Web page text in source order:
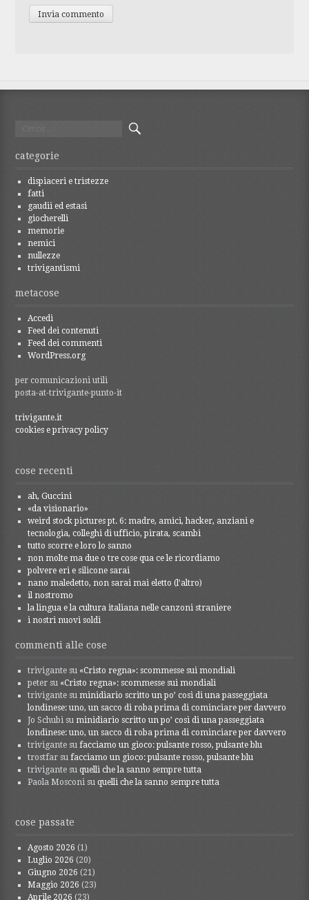
per:
categorie
dispiaceri e tristezze
fatti
gaudii ed estasi
giocherelli
memorie
nemici
nullezze
trivigantismi
metacose
Accedi
Feed dei contenuti
Feed dei commenti
WordPress.org
per comunicazioni utili
posta-at-trivigante-punto-it
trivigante.it
cookies e privacy policy
cose recenti
ah, Guccini
«da visionario»
weird stock pictures pt. 6: madre, amici, hacker, anziani e
tecnologia, colleghi di ufficio, pirata, scambi
tutto scorre e loro lo sanno
non molte ma due o tre cose qua ce le ricordiamo
polvere eri e silicone sarai
nano maledetto, non sarai mai eletto (l’altro)
il nostromo
la lingua e la cultura italiana nelle canzoni straniere
i nostri nuovi soldi
commenti alle cose
trivigante su «Cristo regna»: scommesse sui mondiali
peter su «Cristo regna»: scommesse sui mondiali
trivigante su minidiario scritto un po’ così di una passeggiata
londinese: uno, un sacco di roba prima di cominciare per davvero
Jo Schubi su minidiario scritto un po’ così di una passeggiata
londinese: uno, un sacco di roba prima di cominciare per davvero
trivigante sufacciamo un gioco: pulsante rosso, pulsante blu
trostfar sufacciamo un gioco: pulsante rosso, pulsante blu
trivigante suquelli che la sanno sempre tutta
Paola Mosconi suquelli che la sanno sempre tutta
cose passate
Agosto 2026 (1)
Luglio 2026 (20)
Giugno 2026 (21)
Maggio 2026 (23)
Aprile 2026 (23)